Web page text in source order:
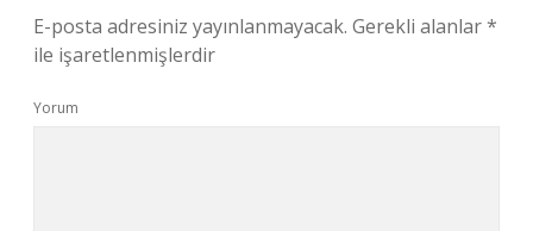
E-posta adresiniz yayınlanmayacak. Gerekli alanlar*
ile işaretlenmişlerdir
Yorum